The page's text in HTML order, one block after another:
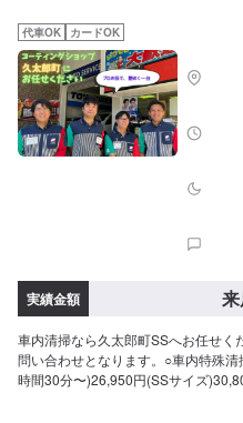
代車OK カードOK
実績金額
車内清掃なら久太郎町SSへお任せく
問い合わせとなります。○車内特殊
時間30分〜)26,950円(SSサイズ